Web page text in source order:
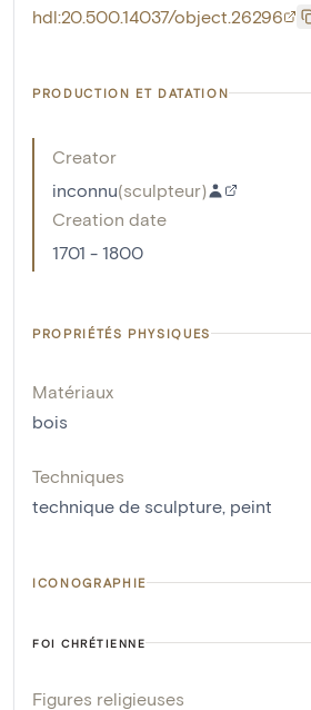
hdl:20.500.14037/object.26296
PRODUCTION ET DATATION
Creator
inconnu(sculpteur)
Creation date
1701 - 1800
PROPRIÉTÉS PHYSIQUES
Matériaux
bois
Techniques
technique de sculpture, peint
ICONOGRAPHIE
FOI CHRÉTIENNE
Figures religieuses